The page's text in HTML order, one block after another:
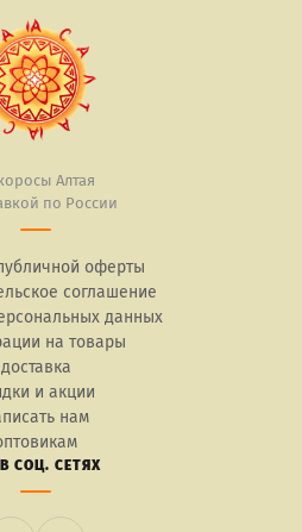
Алтая
по России
оферты
соглашение
данных
на товары
доставка
и акции
нам
СОЦ. СЕТЯХ